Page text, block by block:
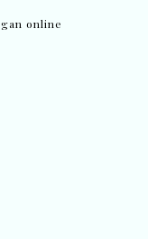
online